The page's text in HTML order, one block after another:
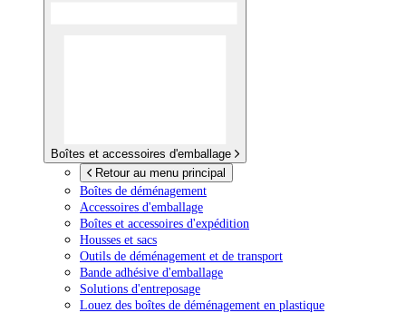
Boîtes et accessoires d'emballage
Retour au menu principal
Boîtes de déménagement
Accessoires d'emballage
Boîtes et accessoires d'expédition
Housses et sacs
Outils de déménagement et de transport
Bande adhésive d'emballage
Solutions d'entreposage
Louez des boîtes de déménagement en plastique